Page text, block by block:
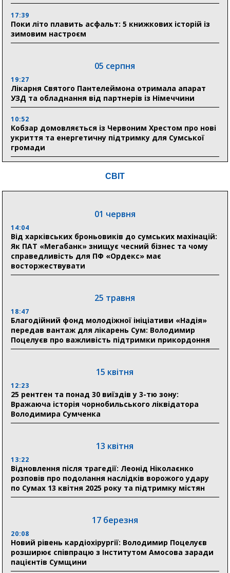
17:39
Поки літо плавить асфальт: 5 книжкових історій із
зимовим настроєм
05 серпня
19:27
Лікарня Святого Пантелеймона отримала апарат
УЗД та обладнання від партнерів із Німеччини
10:52
Кобзар домовляється із Червоним Хрестом про нові
укриття та енергетичну підтримку для Сумської
громади
Понад 8 мільйонів книжок згоріли. Як допомогти
04 серпня
20:41
Пенсійний фонд Сумщини спрямував 0,2 млрд грн
на пенсії, страхові виплати та підтримку
прифронтових громад
03 серпня
Романько розширює програму відпочинку дітей із
прифронтової Сумщини: перша група оздоровилася
в Австрії
відновлення житла майже на 6,6 млн грн
31 липня
17:52
«Укрексімбанк» припиняє виплату пенсій: у
Пенсійному фонді Сумщини пояснили, що робити
людям
Артем Кобзар вручив родинам 20 полеглих Героїв
відзнаки «Почесного громадянина міста Суми»
30 липня
СВІТ
01 червня
14:04
Від харківських броньовиків до сумських махінацій:
Як ПАТ «Мегабанк» знищує чесний бізнес та чому
справедливість для ПФ «Ордекс» має
восторжествувати
25 травня
18:47
Благодійний фонд молодіжної ініціативи «Надія»
передав вантаж для лікарень Сум: Володимир
Поцелуєв про важливість підтримки прикордоння
15 квітня
12:23
25 рентген та понад 30 виїздів у 3-тю зону:
Вражаюча історія чорнобильського ліквідатора
Володимира Сумченка
13 квітня
13:22
Відновлення після трагедії: Леонід Ніколаєнко
розповів про подолання наслідків ворожого удару
по Сумах 13 квітня 2025 року та підтримку містян
17 березня
20:08
Новий рівень кардіохірургії: Володимир Поцелуєв
розширює співпрацю з Інститутом Амосова заради
пацієнтів Сумщини